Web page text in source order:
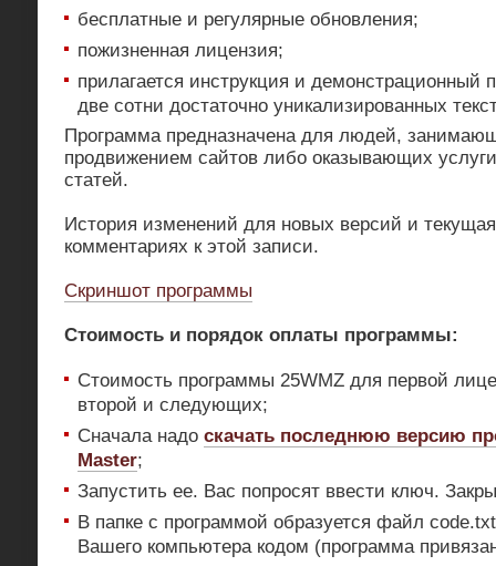
бесплатные и регулярные обновления;
пожизненная лицензия;
прилагается инструкция и демонстрационный
две сотни достаточно уникализированных
Программа предназначена для людей,
продвижением сайтов либо оказывающих
статей.
История изменений для новых версий и
комментариях к этой записи.
Скриншот программы
Стоимость и порядок оплаты программы:
Стоимость программы 25WMZ для первой
второй и следующих;
Сначала надо скачать последнюю версию
Master;
Запустить ее. Вас попросят ввести ключ.
В папке с программой образуется файл
Вашего компьютера кодом (программа